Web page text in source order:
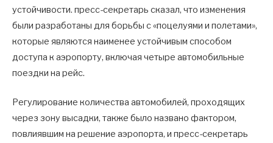
устойчивости. пресс-секретарь сказал, что изменения
были разработаны для борьбы с «поцелуями и полетами»,
которые являются наименее устойчивым способом
доступа к аэропорту, включая четыре автомобильные
поездки на рейс.
Регулирование количества автомобилей, проходящих
через зону высадки, также было названо фактором,
повлиявшим на решение аэропорта, и пресс-секретарь